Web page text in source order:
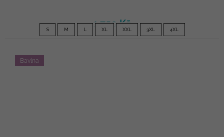
1 750 Kč
S M L XL XXL 3XL 4XL
Bavlna